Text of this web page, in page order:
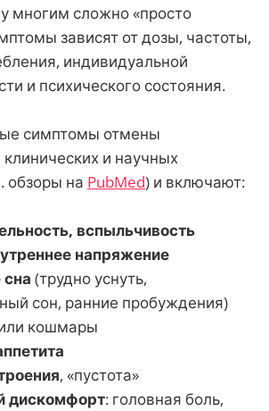
многим сложно «просто
зависят от дозы, частоты,
индивидуальной
и психического состояния.
симптомы отмены
и научных
обзоры на PubMed) и включают:
вспыльчивость
напряжение
(трудно уснуть,
сон, ранние пробуждения)
кошмары
, «пустота»
дискомфорт: головная боль,